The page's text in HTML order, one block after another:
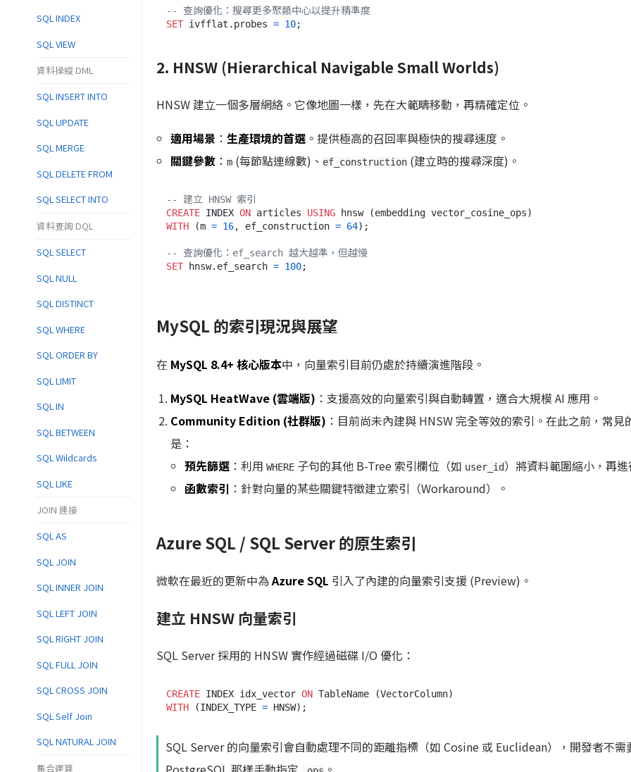
-- 查詢優化：搜尋更多聚類中心以提升精準度
SET ivfflat.probes = 10
2. HNSW (Hierarchical Navigable Small Worlds)
HNSW 建立一個多層網絡。它像地圖一樣，先在大範疇移動，再精確定位。
適用場景 ： 生產環境的首選 。提供極高的召回率與極快的搜尋速度。
關鍵參數 ： m (每節點連線數)、 ef_construction (建立時的搜尋深度)。
-- 建立 HNSW 索引
CREATE INDEX ON articles USING
WITH (m = 16, ef_construction = 64);
-- 查詢優化：ef_search 越大越準，但越慢
SET hnsw.ef_search = 100
MySQL 的索引現況與展望
在 MySQL 8.4+ 核心版本中，向量索引目前仍處於持續演進階段。
MySQL HeatWave (雲端版) ：支援高效的向量索引與自動轉置，適合大規模 AI 應用。
Community Edition (社群版) ：目前尚未內建與 HNSW 完全等效的索引。在此之前，常見
是：
預先篩選 ：利用 WHERE 子句的其他 B-Tree 索引欄位（如 user_id）將資料範圍縮小，再進
函數索引 ：針對向量的某些關鍵特徵建立索引（Workaround）。
Azure SQL / SQL Server 的原生索引
微軟在最近的更新中為Azure SQL 引入了內建的向量索引支援 (Preview)。
建立 HNSW 向量索引
SQL Server 採用的 HNSW 實作經過磁碟 I/O 優化：
CREATE INDEX idx_vector ON
WITH (INDEX_TYPE =
SQL Server 的向量索引會自動處理不同的距離指標（如 Cosine 或 Euclidean），開發者不需
SQL INDEX
SQL VIEW
資料操縱 DML
SQL INSERT INTO
SQL UPDATE
SQL MERGE
SQL DELETE FROM
SQL SELECT INTO
資料查詢 DQL
SQL SELECT
SQL NULL
SQL DISTINCT
SQL WHERE
SQL ORDER BY
SQL LIMIT
SQL IN
SQL BETWEEN
SQL Wildcards
SQL LIKE
JOIN 連接
SQL AS
SQL JOIN
SQL INNER JOIN
SQL LEFT JOIN
SQL RIGHT JOIN
SQL FULL JOIN
SQL CROSS JOIN
SQL Self Join
SQL NATURAL JOIN
集合運算